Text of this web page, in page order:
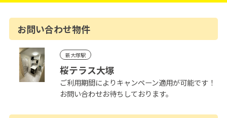
お問い合わせ物件
新大塚駅
桜テラス大塚
ご利用期間によりキャンペーン適用が可能です！
お問い合わせお待ちしております。